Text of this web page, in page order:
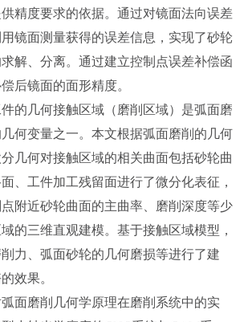
精度要求的依据。通过对镜面法向误差
镜面测量获得的误差信息，实现了砂轮
解、分离。通过建立控制点误差补偿函
后镜面的面形精度。
的几何接触区域（磨削区域）是弧面磨
何变量之一。本文根据弧面磨削的几何
几何对接触区域的相关曲面包括砂轮曲
、工件加工残留面进行了微分化表征，
附近砂轮曲面的主曲率、磨削深度等少
的三维直观建模。基于接触区域模型，
力、弧面砂轮的几何磨损等进行了建
效果。
面磨削几何学原理在磨削系统中的实